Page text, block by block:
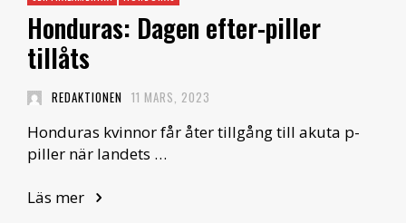
Honduras: Dagen efter-piller
tillåts
REDAKTIONEN 11 MARS, 2023
Honduras kvinnor får åter tillgång till akuta p-
piller när landets …
Läs mer